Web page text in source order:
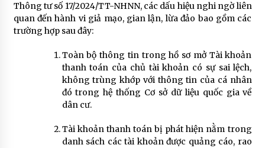
Thông tư số 17/2024/TT-NHNN, các dấu hiệu nghi ngờ liên
quan đến hành vi giả mạo, gian lận, lừa đảo bao gồm các
trường hợp sau đây:
Toàn bộ thông tin trong hồ sơ mở Tài khoản
thanh toán của chủ tài khoản có sự sai lệch,
không trùng khớp với thông tin của cá nhân
đó trong hệ thống Cơ sở dữ liệu quốc gia về
dân cư.
Tài khoản thanh toán bị phát hiện nằm trong
danh sách các tài khoản được quảng cáo, rao